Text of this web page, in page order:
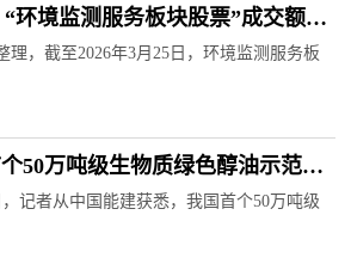
“环境监测服务板块股票”成交额10
理，截至2026年3月25日，环境监测服务板
50万吨级生物质绿色醇油示范项
记者从中国能建获悉，我国首个50万吨级